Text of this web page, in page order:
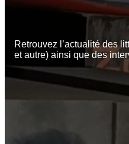
Retrouvez l’actualité des
et autre) ainsi que des